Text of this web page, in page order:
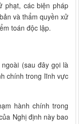
phạt, các biện pháp
và thẩm quyền xử
toán độc lập.
(sau đây gọi là
chính trong lĩnh vực
hành chính trong
Nghị định này bao